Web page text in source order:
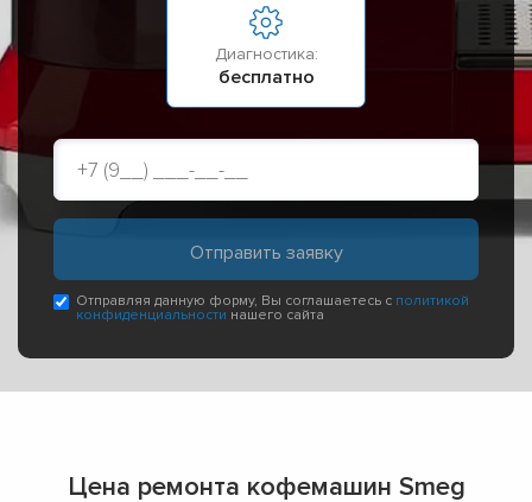
Диагностика:
бесплатно
Отправляя данную форму, Вы соглашаетесь с политикой
конфиденциальности нашего сайта
Цена ремонта кофемашин Smeg